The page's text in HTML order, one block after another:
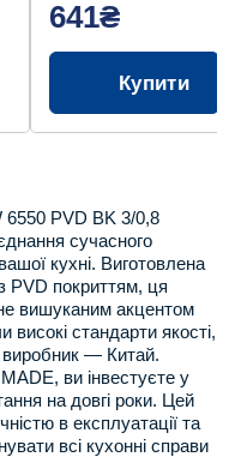
641₴
Купити
6550 PVD BK 3/0,8
сучасного
кухні. Виготовлена
PVD покриттям, ця
вишуканим акцентом
високі стандарти якості,
виробник — Китай.
ви інвестуєте у
на довгі роки. Цей
в експлуатації та
всі кухонні справи